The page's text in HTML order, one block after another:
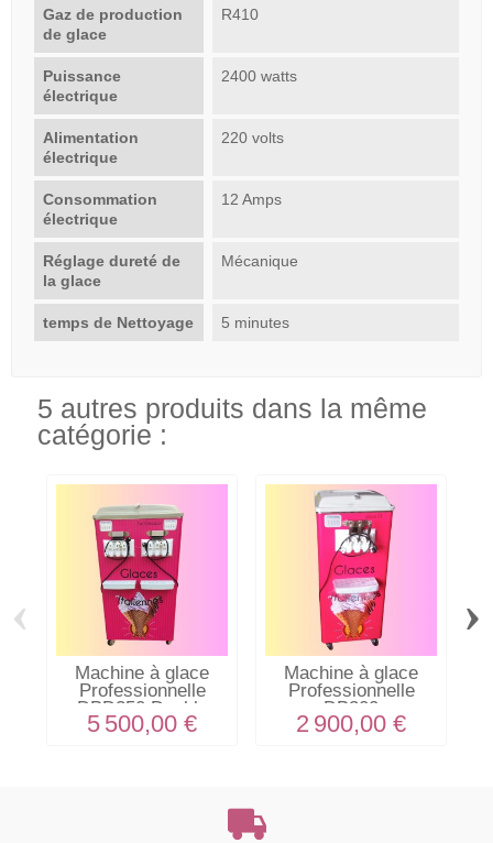
Gaz de production
de glace
R410
Puissance
électrique
2400 watts
Alimentation
électrique
220 volts
Consommation
électrique
12 Amps
Réglage dureté de
la glace
Mécanique
temps de Nettoyage 5 minutes
5 autres produits dans la même
catégorie :
Machine à glace
Professionnelle
DBD250 Double
5 500,00 €
Machine à glace
Professionnelle
DB300
2 900,00 €
‹ ›